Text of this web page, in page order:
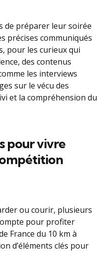
de préparer leur soirée
précises communiqués
pour les curieux qui
des contenus
les interviews
sur le vécu des
et la compréhension du
pour vivre
ou courir, plusieurs
pour profiter
France du 10 km à
d’éléments clés pour